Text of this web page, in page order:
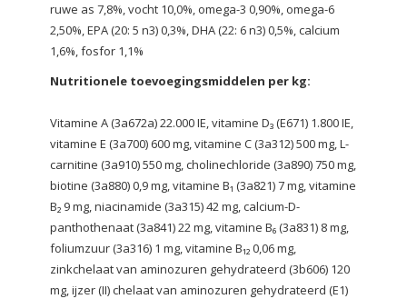
ruwe as 7,8%, vocht 10,0%, omega-3 0,90%, omega-6
2,50%, EPA (20: 5 n3) 0,3%, DHA (22: 6 n3) 0,5%, calcium
1,6%, fosfor 1,1%
Nutritionele toevoegingsmiddelen per kg:
Vitamine A (3a672a) 22.000 IE, vitamine D₃ (E671) 1.800 IE,
vitamine E (3a700) 600 mg, vitamine C (3a312) 500 mg, L-
carnitine (3a910) 550 mg, cholinechloride (3a890) 750 mg,
biotine (3a880) 0,9 mg, vitamine B₁ (3a821) 7 mg, vitamine
B₂ 9 mg, niacinamide (3a315) 42 mg, calcium-D-
panthothenaat (3a841) 22 mg, vitamine B₆ (3a831) 8 mg,
foliumzuur (3a316) 1 mg, vitamine B₁₂ 0,06 mg,
zinkchelaat van aminozuren gehydrateerd (3b606) 120
mg, ijzer (II) chelaat van aminozuren gehydrateerd (E1)